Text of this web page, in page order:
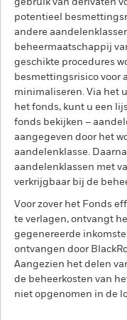
gebruik van derivaten
potentieel
andere
beheermaatschappij
geschikte procedures
besmettingsrisico voor
minimaliseren. Via het
het fonds, kunt u een
fonds bekijken –
aangegeven door het
aandelenklasse.
aandelenklassen met
verkrijgbaar bij de
Voor zover het Fonds
te verlagen, ontvangt
gegenereerde
ontvangen door
Aangezien het delen
de beheerkosten van
niet opgenomen in de